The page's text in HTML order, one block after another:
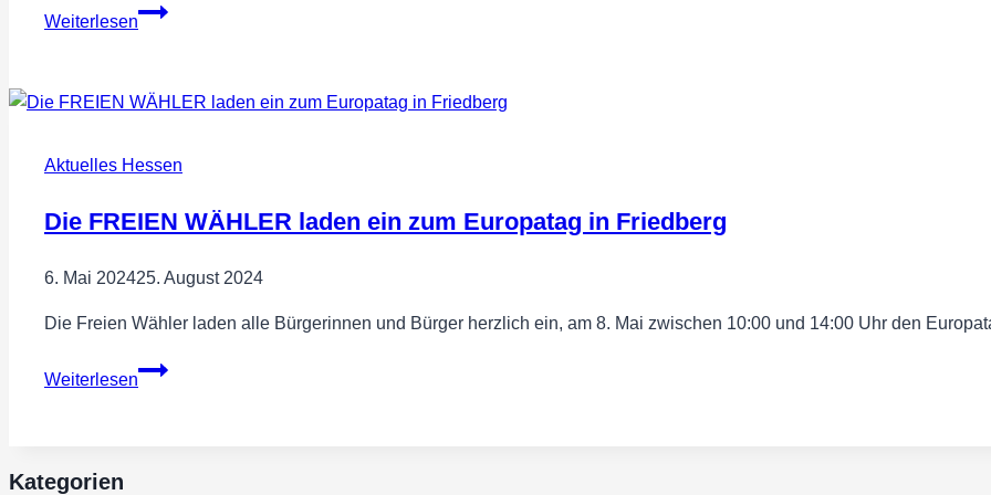
Weiterlesen
Internationaler
Aktuelles Hessen
Die FREIEN WÄHLER laden ein zum Europatag in Friedberg
6. Mai 202425. August 2024
Die Freien Wähler laden alle Bürgerinnen und Bürger herzlich ein, am 8. Mai zwischen 10:00 und 14:00 Uhr den
Weiterlesen
Die
Kategorien